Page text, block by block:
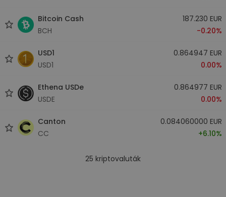
Bitcoin Cash
BCH
187.230 EUR
-0.20%
USD1
USD1
0.864947 EUR
0.00%
Ethena USDe
USDE
0.864977 EUR
0.00%
Canton
CC
0.084060000 EUR
+6.10%
25 kriptovaluták